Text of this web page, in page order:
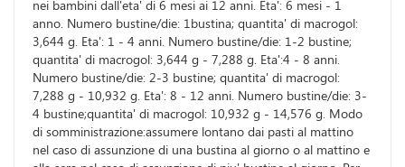
nei bambini dall'eta' di 6 mesi ai 12 anni. Eta': 6 mesi - 1
anno. Numero bustine/die: 1bustina; quantita' di macrogol:
3,644 g. Eta': 1 - 4 anni. Numero bustine/die: 1-2 bustine;
quantita' di macrogol: 3,644 g - 7,288 g. Eta':4 - 8 anni.
Numero bustine/die: 2-3 bustine; quantita' di macrogol:
7,288 g - 10,932 g. Eta': 8 - 12 anni. Numero bustine/die: 3-
4 bustine;quantita' di macrogol: 10,932 g - 14,576 g. Modo
di somministrazione:assumere lontano dai pasti al mattino
nel caso di assunzione di una bustina al giorno o al mattino e